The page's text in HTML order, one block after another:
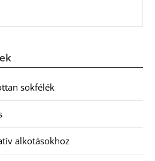
sokfélék
alkotásokhoz